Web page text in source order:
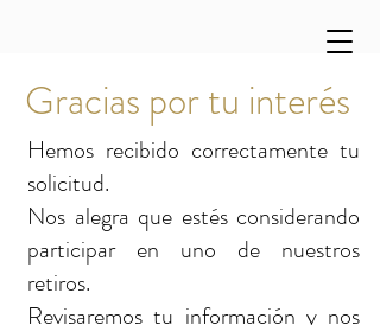
Gracias por tu interés
Hemos recibido correctamente tu
solicitud.
Nos alegra que estés considerando
participar en uno de nuestros
retiros.
Revisaremos tu información y nos